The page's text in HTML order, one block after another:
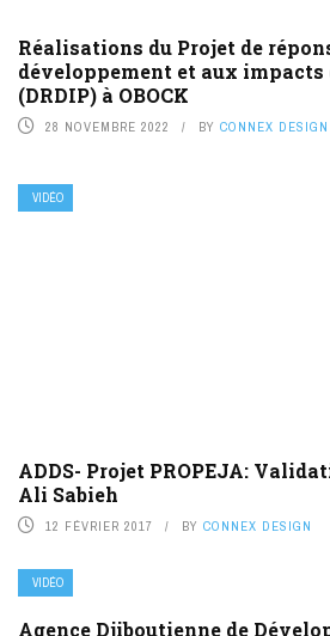
Réalisations du Projet de
développement et aux impacts
(DRDIP) à OBOCK
28 NOVEMBRE 2022 BY CONNEX DESIGN
VIDÉO
ADDS- Projet PROPEJA:
Ali Sabieh
12 FÉVRIER 2017 BY CONNEX DESIGN
VIDÉO
Agence Djiboutienne de